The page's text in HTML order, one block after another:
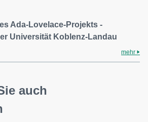
Ada-Lovelace-Projekts -
Universität Koblenz-Landau
mehr
auch